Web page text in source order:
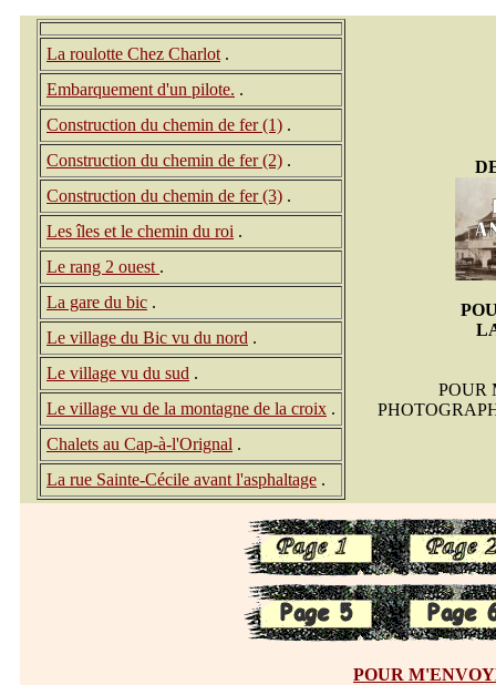
La roulotte Chez Charlot .
Embarquement d'un pilote. .
Construction du chemin de fer (1) .
Construction du chemin de fer (2) .
Construction du chemin de fer (3) .
Les îles et le chemin du roi .
Le rang 2 ouest .
La gare du bic .
Le village du Bic vu du nord .
Le village vu du sud .
Le village vu de la montagne de la croix .
Chalets au Cap-à-l'Orignal .
La rue Sainte-Cécile avant l'asphaltage .
POUR
POUR